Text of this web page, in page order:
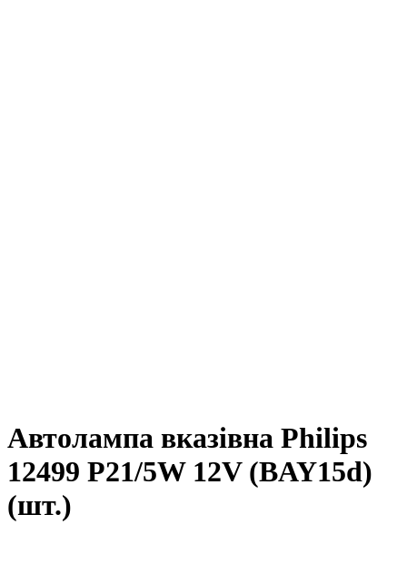
Автолампа вказівна Philips
12499 P21/5W 12V (BAY15d)
(шт.)